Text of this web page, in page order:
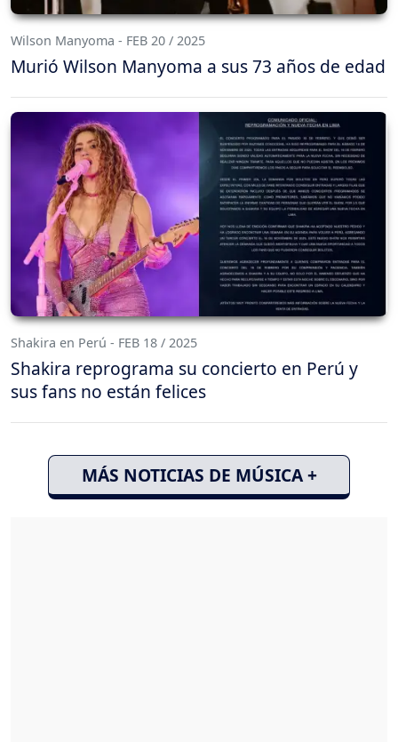
Wilson Manyoma - FEB 20 / 2025
Murió Wilson Manyoma a sus 73 años de edad
Shakira en Perú - FEB 18 / 2025
Shakira reprograma su concierto en Perú y
sus fans no están felices
MÁS NOTICIAS DE MÚSICA +